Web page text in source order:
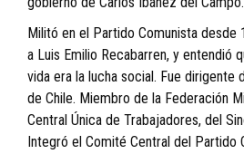
Militó en el Partido Comunista desde
a Luis Emilio Recabarren, y entendió
vida era la lucha social. Fue dirigente
de Chile. Miembro de la Federación
Central Única de Trabajadores, del
Integró el Comité Central del Partido